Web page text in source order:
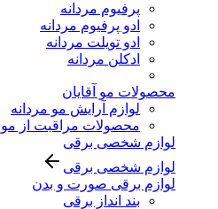
پرفیوم مردانه
ادو پرفیوم مردانه
ادو تویلت مردانه
ادکلن مردانه
محصولات مو آقایان
لوازم آرایش مو مردانه
محصولات مراقبت از مو
لوازم شخصی برقی
لوازم شخصی برقی
لوازم برقی صورت و بدن
بند انداز برقی